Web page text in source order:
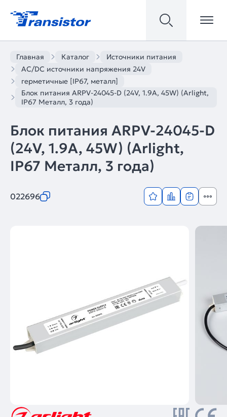
Главная Каталог
Источники питания
AC/DC источники напряжения 24V
герметичные [IP67, металл]
Блок питания ARPV-24045-D (24V, 1.9A, 45W) (Arlight,
IP67 Металл, 3 года)
Блок питания ARPV-24045-D
(24V, 1.9A, 45W) (Arlight,
IP67 Металл, 3 года)
022696